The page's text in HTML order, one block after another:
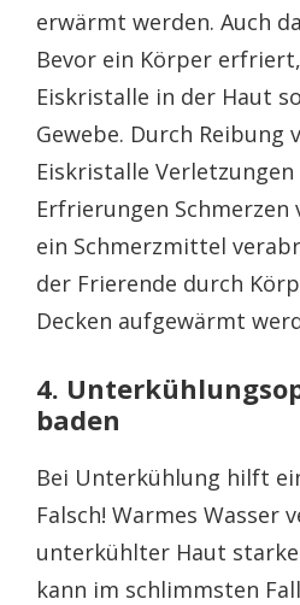
erwärmt werden. Auch
Bevor ein Körper
Eiskristalle in der Haut
Gewebe. Durch Reibung
Eiskristalle Verletzungen
Erfrierungen Schmerzen
ein Schmerzmittel
der Frierende durch
Decken aufgewärmt
4.
baden
Bei Unterkühlung hilft
Falsch! Warmes Wasser
unterkühlter Haut starke
kann im schlimmsten